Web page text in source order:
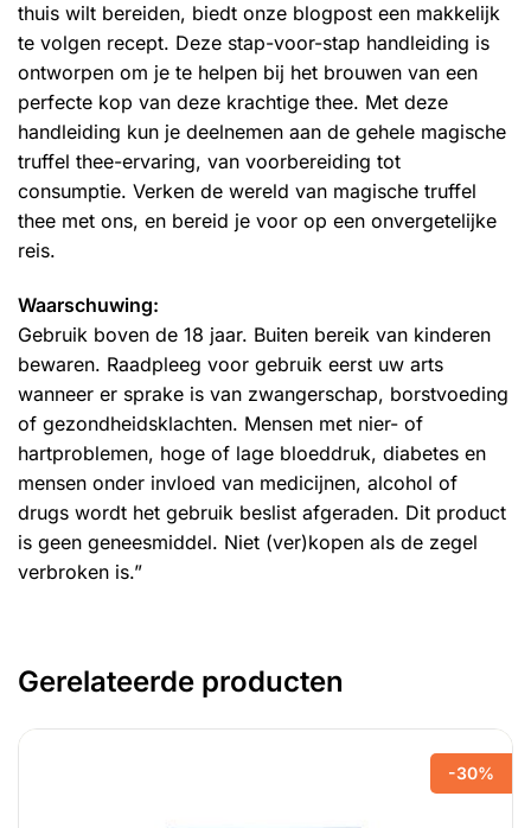
thuis wilt bereiden, biedt onze blogpost een makkelijk
te volgen recept. Deze stap-voor-stap handleiding is
ontworpen om je te helpen bij het brouwen van een
perfecte kop van deze krachtige thee. Met deze
handleiding kun je deelnemen aan de gehele magische
truffel thee-ervaring, van voorbereiding tot
consumptie. Verken de wereld van magische truffel
thee met ons, en bereid je voor op een onvergetelijke
reis.
Waarschuwing:
Gebruik boven de 18 jaar. Buiten bereik van kinderen
bewaren. Raadpleeg voor gebruik eerst uw arts
wanneer er sprake is van zwangerschap, borstvoeding
of gezondheidsklachten. Mensen met nier- of
hartproblemen, hoge of lage bloeddruk, diabetes en
mensen onder invloed van medicijnen, alcohol of
drugs wordt het gebruik beslist afgeraden. Dit product
is geen geneesmiddel. Niet (ver)kopen als de zegel
verbroken is.”
Gerelateerde producten
-30%